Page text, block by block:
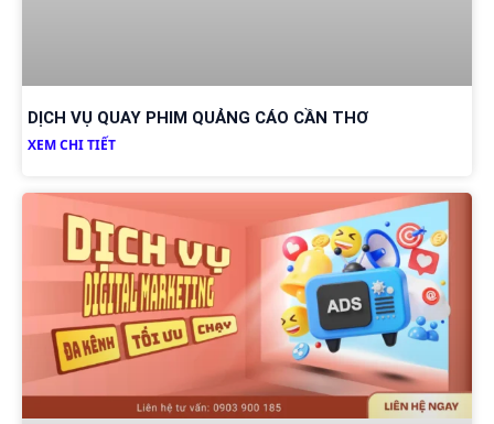
DỊCH VỤ QUAY PHIM QUẢNG CÁO CẦN THƠ
XEM CHI TIẾT